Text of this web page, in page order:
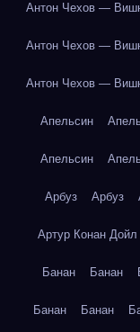
Антон Чехов —
Антон Чехов —
Антон Чехов —
Апельсин
Апельсин
Арбуз Арбуз
Артур Конан
Банан Банан
Банан Банан